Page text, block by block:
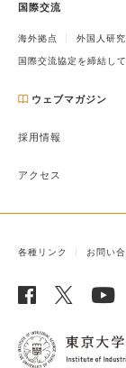
国際交流
海外拠点 外国人研
国際交流協定を締結し
ウェブマガジン
採用情報
アクセス
各種リンク お問い